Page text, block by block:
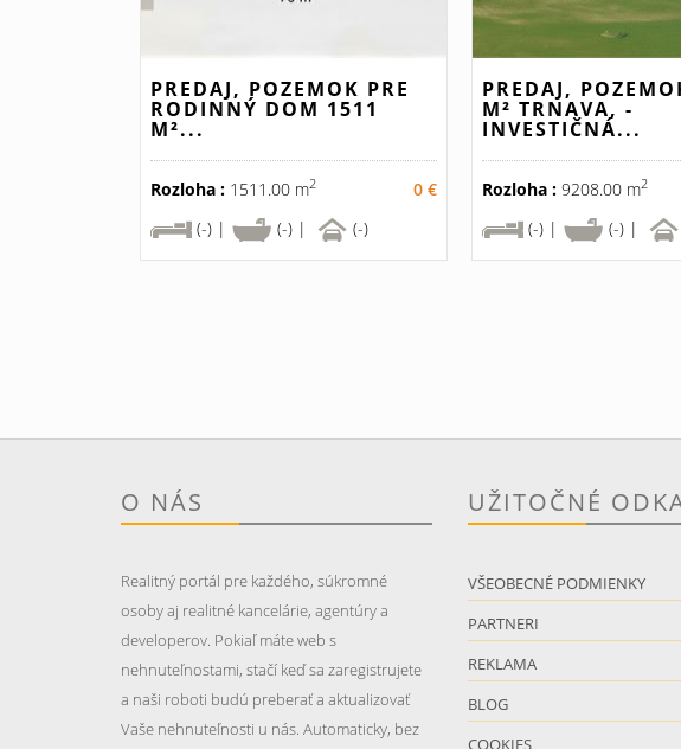
PREDAJ, POZEMOK PRE
RODINNÝ DOM 1511
M²...
Rozloha : 1511.00 m2
0 €
(-) |
(-) | (-)
PREDAJ,
M² TRNAVA, -
INVESTIČNÁ...
Rozloha :9208.00 m2
(-) |
(-) |
O NÁS
Realitný portál pre každého, súkromné
osoby aj realitné kancelárie, agentúry a
developerov. Pokiaľ máte web s
nehnuteľnostami, stačí keď sa zaregistrujete
a naši roboti budú preberať a aktualizovať
Vaše nehnuteľnosti u nás. Automaticky, bez
UŽITOČNÉ
VŠEOBECNÉ PODMIENKY
PARTNERI
REKLAMA
BLOG
COOKIES